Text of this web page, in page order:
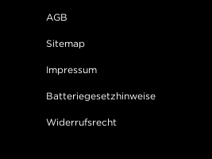
AGB
Sitemap
Impressum
Batteriegesetzhinweise
Widerrufsrecht